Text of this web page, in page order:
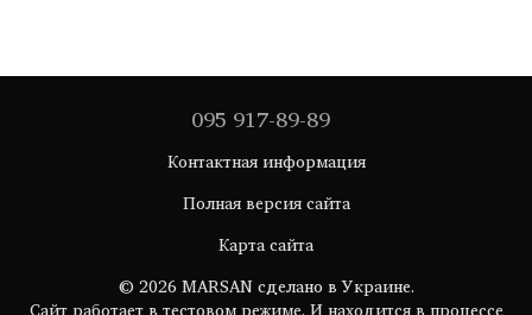
095 917-89-89
Контактная информация
Полная версия сайта
Карта сайта
© 2026 MARSAN сделано в Украине.